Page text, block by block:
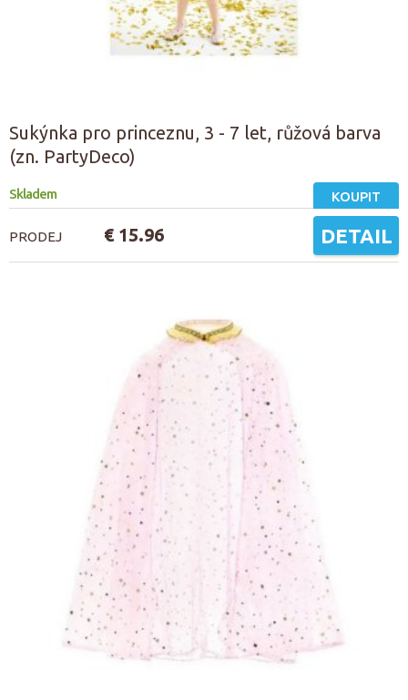
Sukýnka pro princeznu, 3 - 7 let, růžová barva
(zn. PartyDeco)
Skladem KOUPIT
PRODEJ € 15.96 DETAIL